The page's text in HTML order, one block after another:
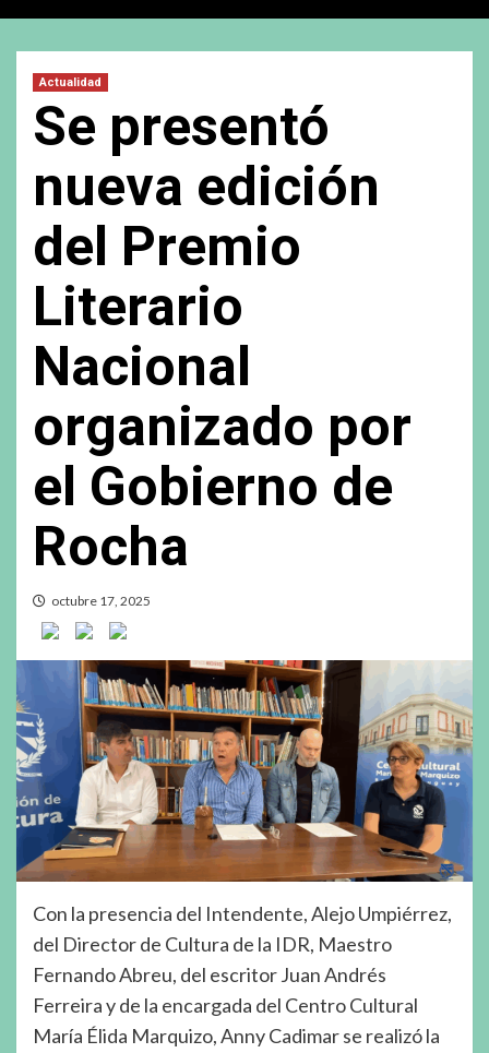
Actualidad
Se presentó
nueva edición
del Premio
Literario
Nacional
organizado por
el Gobierno de
Rocha
octubre 17, 2025
Con la presencia del Intendente, Alejo Umpiérrez,
del Director de Cultura de la IDR, Maestro
Fernando Abreu, del escritor Juan Andrés
Ferreira y de la encargada del Centro Cultural
María Élida Marquizo, Anny Cadimar se realizó la